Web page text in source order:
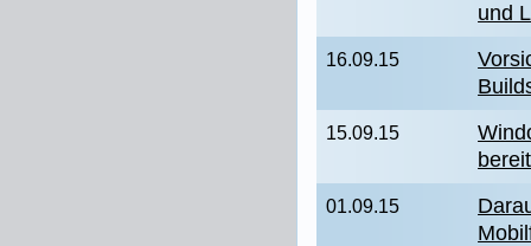
und
16.09.15
15.09.15
bereit
01.09.15